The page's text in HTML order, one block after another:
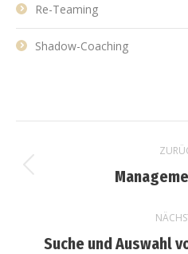
Re-Teaming
Shadow-Coaching
navigation
Suche und Auswahl